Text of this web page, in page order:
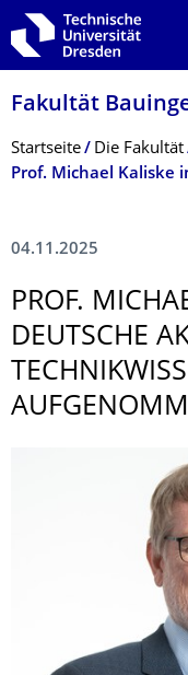
Zur Hauptnavigation
Zur Suche springen
Zum Inhalt springen
Fakultät
Breadcrumb-Menü
Startseite Die Fakultät
04.11.2025
PROF.
DEUTSCHE